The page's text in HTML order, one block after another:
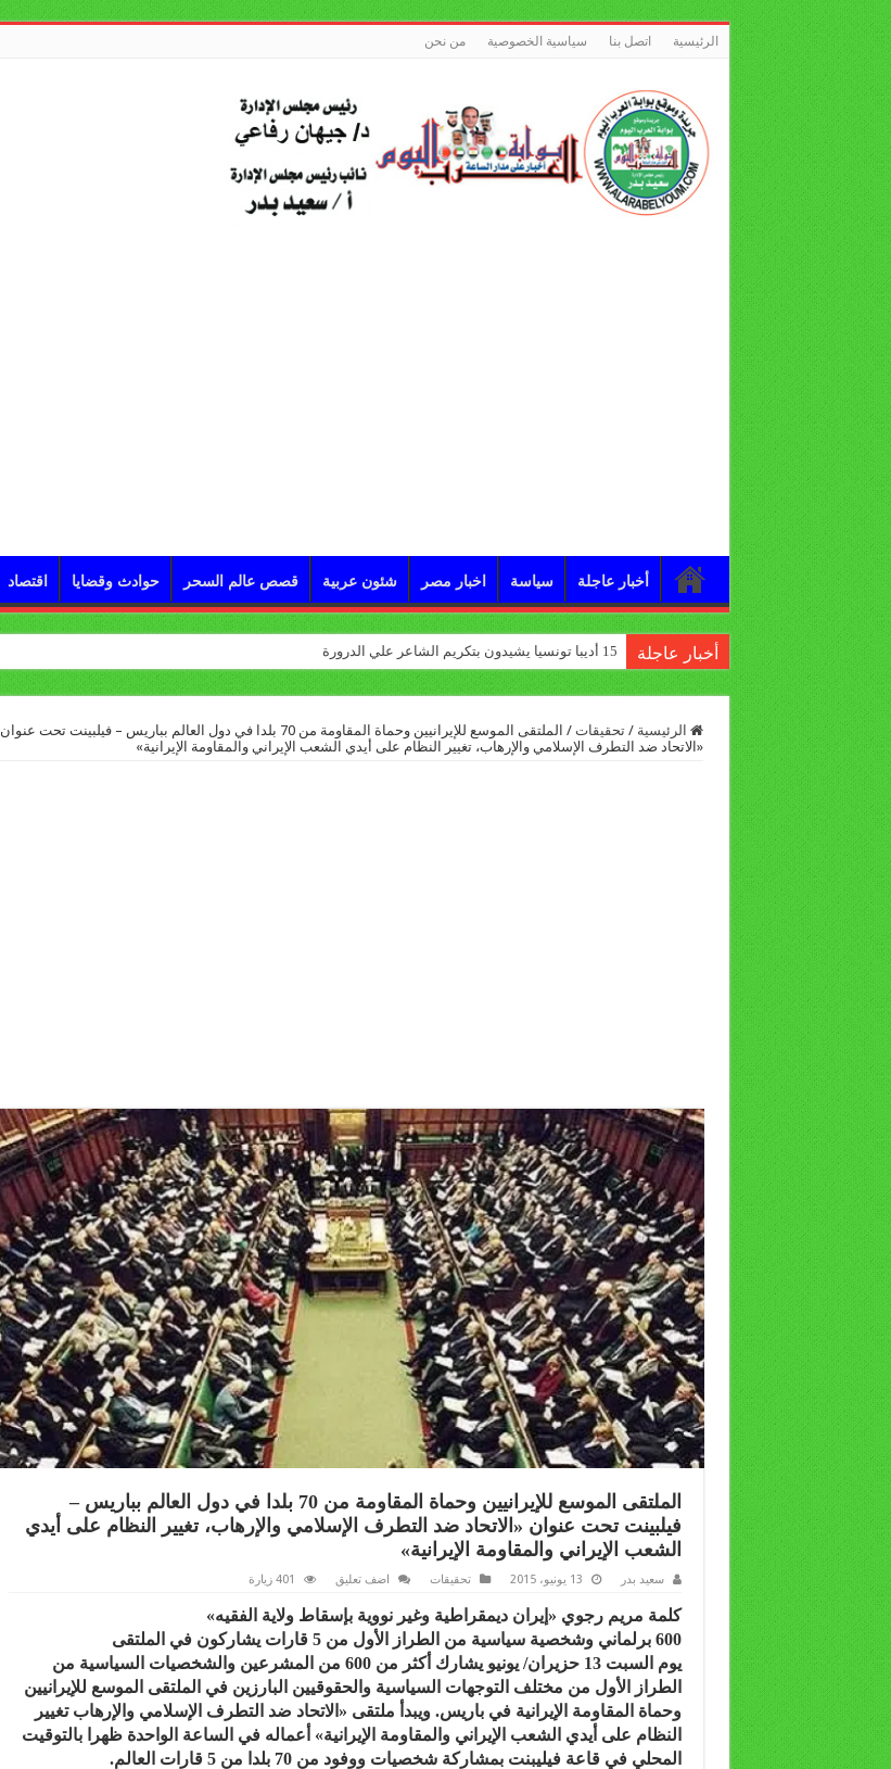
الرئيسية اتصل بنا سياسية الخصوصية من نحن
أخبار عاجلة سياسة اخبار مصر شئون عربية قصص عالم السحر حوادث وقضايا اقتصاد
أخبار عاجلة 15 أديبا تونسيا يشيدون بتكريم الشاعر علي الدرورة
الرئيسية / تحقيقات /
الملتقى الموسع للإيرانيين وحماة المقاومة من 70 بلدا في دول العالم بباريس – فيلبينت تحت عنوان
«الاتحاد ضد التطرف الإسلامي والإرهاب، تغيير النظام على أيدي الشعب الإيراني والمقاومة الإيرانية»
الملتقى الموسع للإيرانيين وحماة المقاومة من 70 بلدا في دول العالم بباريس –
فيلبينت تحت عنوان «الاتحاد ضد التطرف الإسلامي والإرهاب، تغيير النظام على أيدي
الشعب الإيراني والمقاومة الإيرانية»
سعيد بدر 13 يونيو، 2015 تحقيقات اضف تعليق 401 زيارة
كلمة مريم رجوي «إيران ديمقراطية وغير نووية بإسقاط ولاية الفقيه»
600 برلماني وشخصية سياسية من الطراز الأول من 5 قارات يشاركون في الملتقى
يوم السبت 13 حزيران/ يونيو يشارك أكثر من 600 من المشرعين والشخصيات السياسية من
الطراز الأول من مختلف التوجهات السياسية والحقوقيين البارزين في الملتقى الموسع للإيرانيين
وحماة المقاومة الإيرانية في باريس. ويبدأ ملتقى «الاتحاد ضد التطرف الإسلامي والإرهاب تغيير
النظام على أيدي الشعب الإيراني والمقاومة الإيرانية» أعماله في الساعة الواحدة ظهرا بالتوقيت
المحلي في قاعة فيليبنت بمشاركة شخصيات ووفود من 70 بلدا من 5 قارات العالم.